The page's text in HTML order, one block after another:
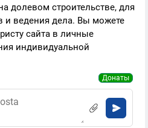
долевом строительстве, для
и ведения дела. Вы можете
сайта в личные
индивидуальной
Донаты